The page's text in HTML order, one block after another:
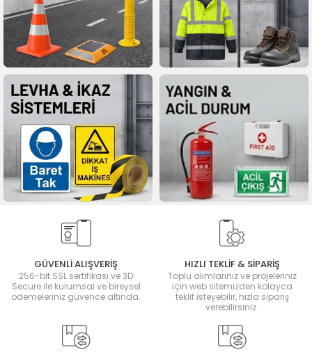
GÜVENLİ ALIŞVERİŞ
256-bit SSL sertifikası ve 3D
Secure ile kurumsal ve bireysel
ödemeleriniz güvence altında.
HIZLI TEKLİF & SİPARİŞ
Toplu alımlarınız ve projeleriniz
için web sitemizden kolayca
teklif isteyebilir, hızla sipariş
verebilirsiniz.